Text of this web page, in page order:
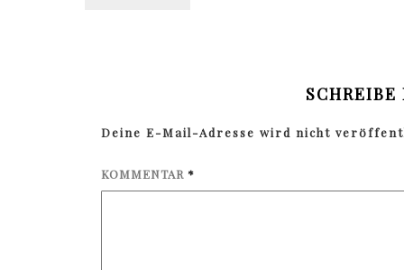
Deine E-Mail-Adresse wird nicht
KOMMENTAR *